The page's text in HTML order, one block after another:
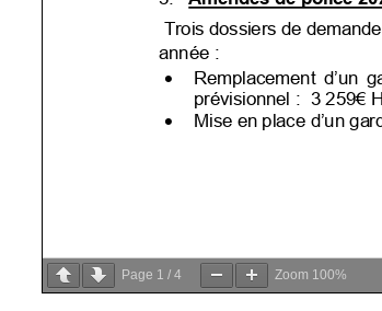
Page 1 /4 Zoom 100%